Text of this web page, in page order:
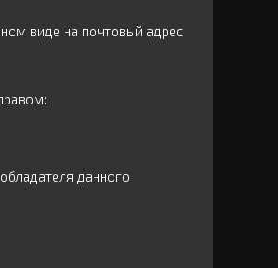
виде на почтовый адрес
данного